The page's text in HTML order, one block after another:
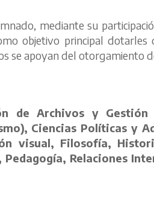
mediante su
objetivo principal dotarles
se apoyan del otorgamiento
de Archivos y Gestión
Ciencias Políticas y
visual, Filosofía,
Relaciones